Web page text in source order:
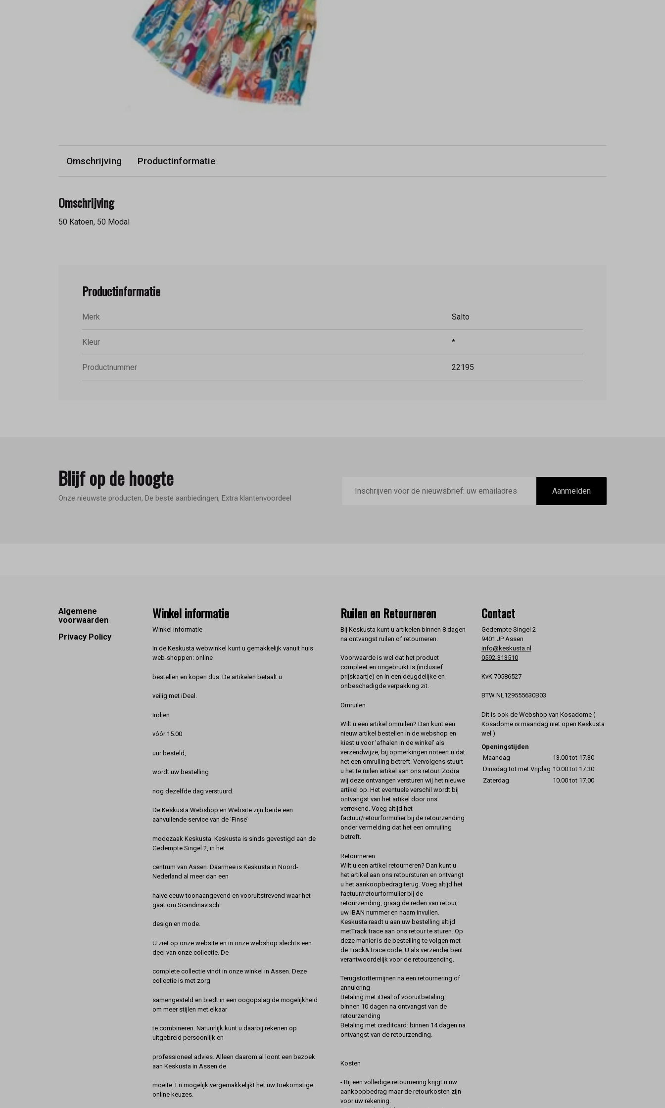
Omschrijving Productinformatie
Omschrijving
50 Katoen, 50 Modal
Productinformatie
Merk Salto
Kleur *
Productnummer 22195
Blijf op de hoogte
Onze nieuwste producten, De beste aanbiedingen, Extra klantenvoordeel
mailadres
Aanmelden
Footer
Algemene
voorwaarden
Privacy Policy
Winkel informatie
Winkel informatie
In de Keskusta webwinkel kunt u gemakkelijk vanuit huis
web-shoppen: online
bestellen en kopen dus. De artikelen betaalt u
veilig met iDeal.
Indien
vóór 15.00
uur besteld,
wordt uw bestelling
nog dezelfde dag verstuurd.
De Keskusta Webshop en Website zijn beide een
aanvullende service van de ‘Finse’
modezaak Keskusta. Keskusta is sinds gevestigd aan de
Gedempte Singel 2, in het
centrum van Assen. Daarmee is Keskusta in Noord-
Nederland al meer dan een
halve eeuw toonaangevend en vooruitstrevend waar het
gaat om Scandinavisch
design en mode.
U ziet op onze website en in onze webshop slechts een
deel van onze collectie. De
complete collectie vindt in onze winkel in Assen. Deze
collectie is met zorg
samengesteld en biedt in een oogopslag de mogelijkheid
om meer stijlen met elkaar
te combineren. Natuurlijk kunt u daarbij rekenen op
uitgebreid persoonlijk en
professioneel advies. Alleen daarom al loont een bezoek
aan Keskusta in Assen de
moeite. En mogelijk vergemakkelijkt het uw toekomstige
online keuzes.
Ruilen en Retourneren
Bij Keskusta kunt u artikelen binnen 8 dagen
na ontvangst ruilen of retourneren.
Voorwaarde is wel dat het product
compleet en ongebruikt is (inclusief
prijskaartje) en in een deugdelijke en
onbeschadigde verpakking zit.
Omruilen
Wilt u een artikel omruilen? Dan kunt een
nieuw artikel bestellen in de webshop en
kiest u voor 'afhalen in de winkel' als
verzendwijze, bij opmerkingen noteert u dat
het een omruiling betreft. Vervolgens stuurt
u het te ruilen artikel aan ons retour. Zodra
wij deze ontvangen versturen wij het nieuwe
artikel op. Het eventuele verschil wordt bij
ontvangst van het artikel door ons
verrekend. Voeg altijd het
factuur/retourformulier bij de retourzending
onder vermelding dat het een omruiling
betreft.
Retourneren
Wilt u een artikel retourneren? Dan kunt u
het artikel aan ons retoursturen en ontvangt
u het aankoopbedrag terug. Voeg altijd het
factuur/retourformulier bij de
retourzending, graag de reden van retour,
uw IBAN nummer en naam invullen.
Keskusta raadt u aan uw bestelling altijd
metTrack trace aan ons retour te sturen. Op
deze manier is de bestelling te volgen met
de Track&Trace code. U als verzender bent
verantwoordelijk voor de retourzending.
Terugstorttermijnen na een retournering of
annulering
Betaling met iDeal of vooruitbetaling:
binnen 10 dagen na ontvangst van de
retourzending
Betaling met creditcard: binnen 14 dagen na
ontvangst van de retourzending.
Kosten
- Bij een volledige retournering krijgt u uw
aankoopbedrag maar de retourkosten zijn
voor uw rekening.
Contact
Gedempte Singel 2
9401 JP Assen
info@keskusta.nl
0592-313510
KvK 70586527
BTW NL129555630B03
Dit is ook de Webshop van Kosadome (
Kosadome is maandag niet open Keskusta
wel )
Openingstijden
Maandag
13.00 tot 17.30
Dinsdag tot met Vrijdag 10.00 tot 17.30
Zaterdag
10.00 tot 17.00